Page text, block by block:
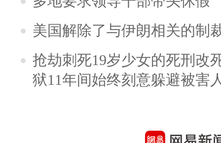
美国解除了与伊朗相关的制
抢劫刺死19岁少女的死刑改
狱11年间始终刻意躲避被害